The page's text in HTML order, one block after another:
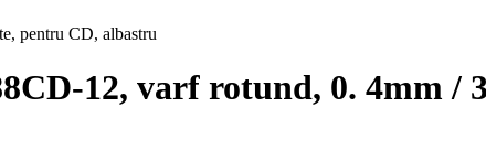
12, varf rotund, 0. 4mm /